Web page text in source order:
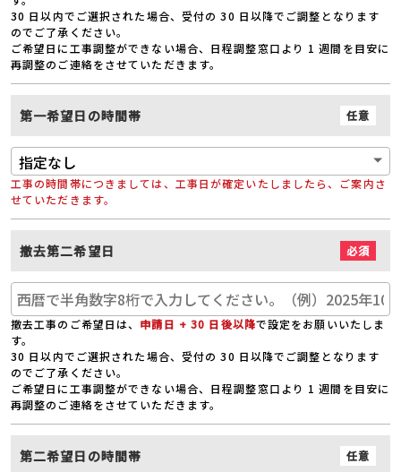
30 日以内でご選択された場合、受付の 30 日以降でご調整となります
のでご了承ください。
ご希望日に工事調整ができない場合、日程調整窓口より 1 週間を目安に
再調整のご連絡をさせていただきます。
第一希望日の時間帯 任意
工事の時間帯につきましては、工事日が確定いたしましたら、ご案内さ
せていただきます。
撤去第二希望日 必須
撤去工事のご希望日は、 申請日 + 30 日後以降で設定をお願いいたしま
す。
30 日以内でご選択された場合、受付の 30 日以降でご調整となります
のでご了承ください。
ご希望日に工事調整ができない場合、日程調整窓口より 1 週間を目安に
再調整のご連絡をさせていただきます。
第二希望日の時間帯 任意